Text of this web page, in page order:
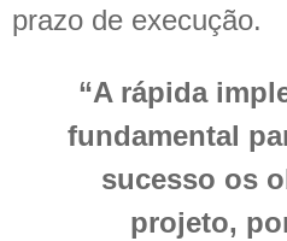
prazo de execução.
“A rápida
fundamental
sucesso os
projeto,